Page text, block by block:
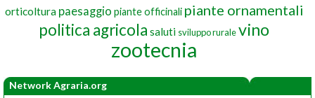
orticoltura paesaggio piante officinali piante ornamentali
politica agricola saluti sviluppo ruralevino
zootecnia
Network Agraria.org